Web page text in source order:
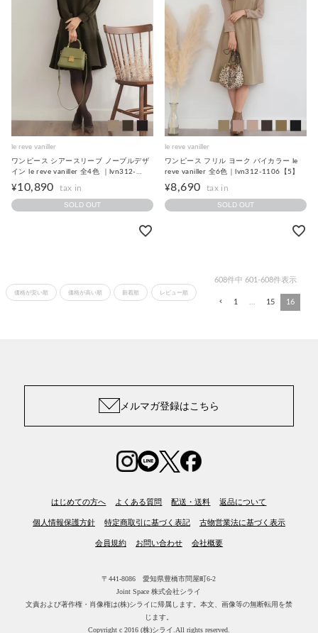
le reve vaniller
ワンピース シアースリーブ ノーブルデザ
イン le reve vaniller 全4色 ｜lvn312-
1369【3】
¥10,890
SOLD OUT
le reve vaniller
ワンピース フリル ヨーク バイカラー le
reve vaniller 全6色｜lvn312-1106【5】
¥8,690
SOLD OUT
価格が安い順 価格が高い順 新着順 レビュー順
608件中 601 -608件表示
1 15 16
メルマガ登録はこちら
はじめての方へ よくある質問 配送・送料 返品について
個人情報保護方針 特定商取引に基づく表記 古物営業法に基づく表示
会員規約 お問い合わせ 会社概要
〒441-8086 愛知県豊橋市問屋町6-2
Joint Space 株式会社シライ
文責および著作権・肖像権は(株)シライに帰属します。 本文、画像等の無断転用を禁
じます。
Copyright c 2016 (株)シライ.All rights reserved.